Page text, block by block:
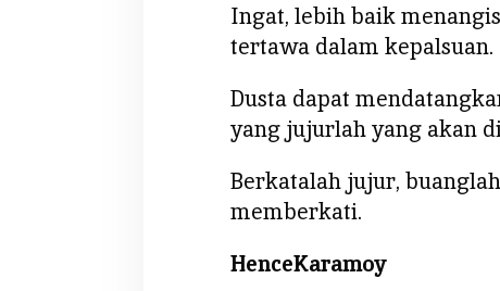
Ingat, lebih baik
tertawa dalam kepalsuan.
Dusta dapat
yang jujurlah yang akan
Berkatalah jujur,
memberkati.
HenceKaramoy